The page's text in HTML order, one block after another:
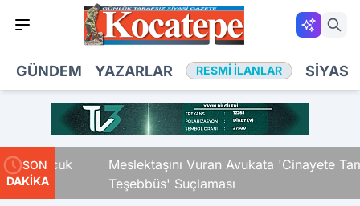
GÜNDEM YAZARLAR RESMI İLANLAR
SON
DAKİKA
Meslektaşını Vuran Avukata 'Cinayete Tam
Teşebbüs' Suçlaması